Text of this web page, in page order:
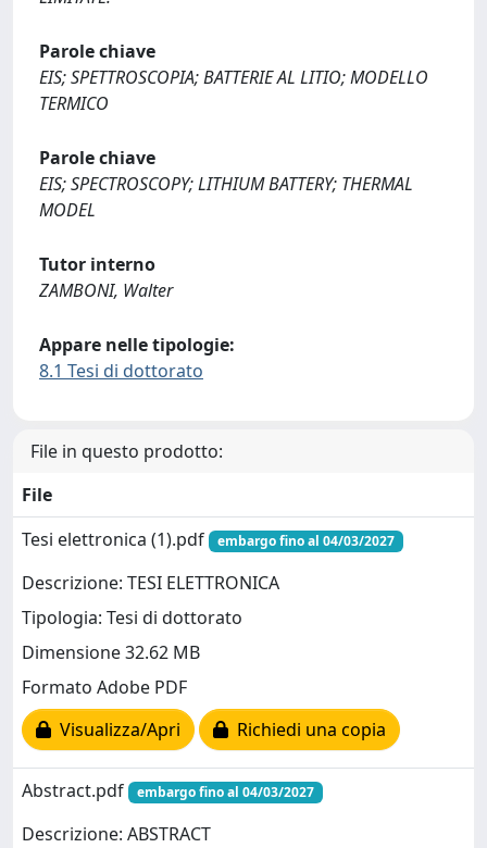
Parole chiave
EIS; SPETTROSCOPIA; BATTERIE AL LITIO; MODELLO
TERMICO
Parole chiave
EIS; SPECTROSCOPY; LITHIUM BATTERY; THERMAL
MODEL
Tutor interno
ZAMBONI, Walter
Appare nelle tipologie:
8.1 Tesi di dottorato
File in questo prodotto:
File
Tesi elettronica (1).pdf
embargo fino al 04/03/2027
Descrizione: TESI ELETTRONICA
Tipologia: Tesi di dottorato
Dimensione 32.62 MB
Formato Adobe PDF
Visualizza/Apri
Richiedi una copia
Abstract.pdf embargo fino al 04/03/2027
Descrizione: ABSTRACT